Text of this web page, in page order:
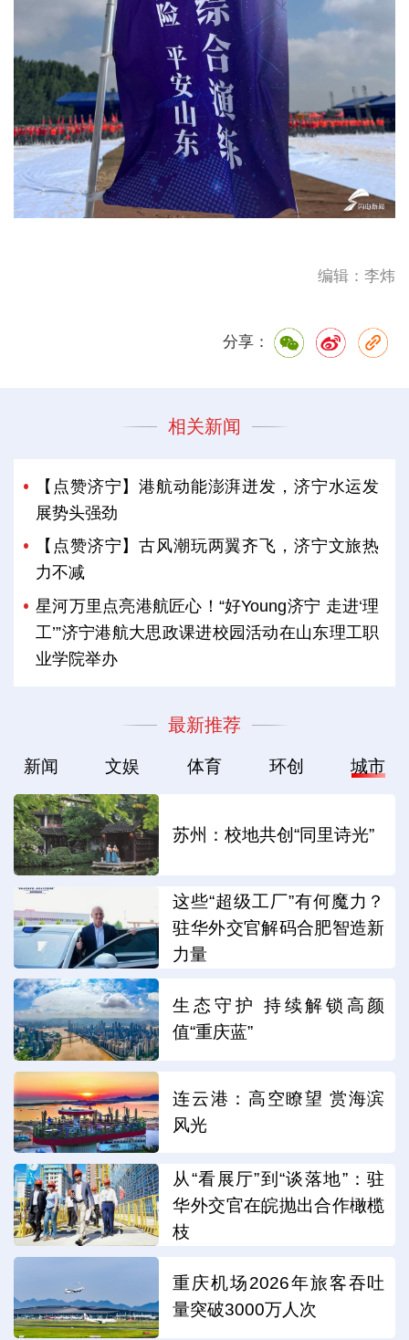
编辑：李炜
分享：
相关新闻
【点赞济宁】港航动能澎湃迸发，济宁水运发
展势头强劲
【点赞济宁】古风潮玩两翼齐飞，济宁文旅热
力不减
星河万里点亮港航匠心！“好Young济宁 走进‘理
工’”济宁港航大思政课进校园活动在山东理工职
业学院举办
最新推荐
新闻 文娱 体育 环创 城市
苏州：校地共创“同里诗光”
这些“超级工厂”有何魔力？
驻华外交官解码合肥智造新
力量
生态守护 持续解锁高颜
值“重庆蓝”
连云港：高空瞭望 赏海滨
风光
从“看展厅”到“谈落地”：驻
华外交官在皖抛出合作橄榄
枝
重庆机场2026年旅客吞吐
量突破3000万人次